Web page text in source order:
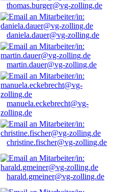
thomas.burger@vg-zolling.de
daniela.dauer@vg-zolling.de
martin.dauer@vg-zolling.de
manuela.eckebrecht@vg-
zolling.de
christine.fischer@vg-zolling.de
harald.gmeiner@vg-zolling.de